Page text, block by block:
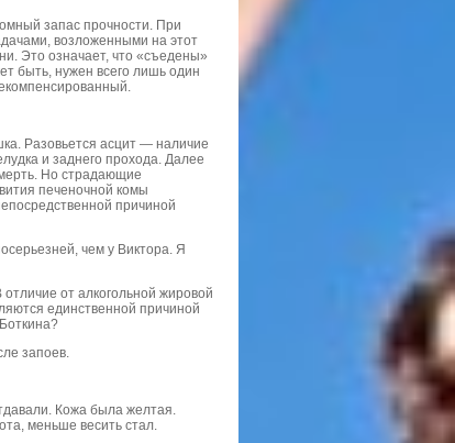
запас прочности. При
возложенными на этот
Это означает, что «съедены»
быть, нужен всего лишь один
Разовьется асцит — наличие
и заднего прохода. Далее
Но страдающие
печеночной комы
причиной
чем у Виктора. Я
от алкогольной жировой
единственной причиной
запоев.
Кожа была желтая.
меньше весить стал.